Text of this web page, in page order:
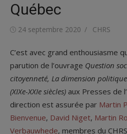
Québec
Posted
24 septembre 2020 Author
CHRS
C’est avec grand enthousiasme
parution de l’ouvrage Question
citoyenneté, La dimension
(XIXe-XXIe siècles) aux Presses de
direction est assurée par Martin
Bienvenue, David Niget, Martin
Verbauwhede, membres du